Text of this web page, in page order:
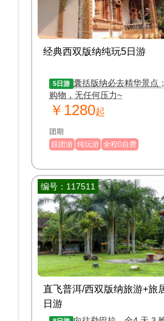
经典西双版纳纯玩5日游
5日游 囊括版纳必去精华景点
购物，无任何压力~
￥1280起
团期
跟团游 纯玩游 全程0自费
编号：117511
直飞普洱/西双版纳旅游+旅
日游